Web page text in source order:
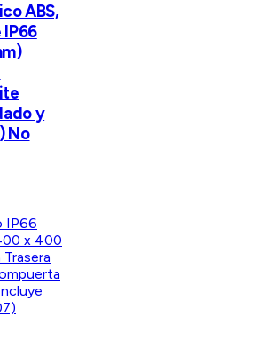
ABS,
y
No